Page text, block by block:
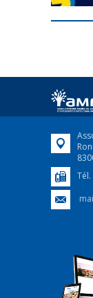
Afin
Tél.